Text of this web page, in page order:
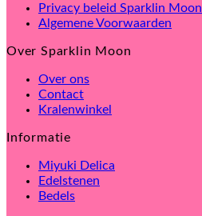
Privacy beleid Sparklin Moon
Algemene Voorwaarden
Over Sparklin Moon
Over ons
Contact
Kralenwinkel
Informatie
Miyuki Delica
Edelstenen
Bedels